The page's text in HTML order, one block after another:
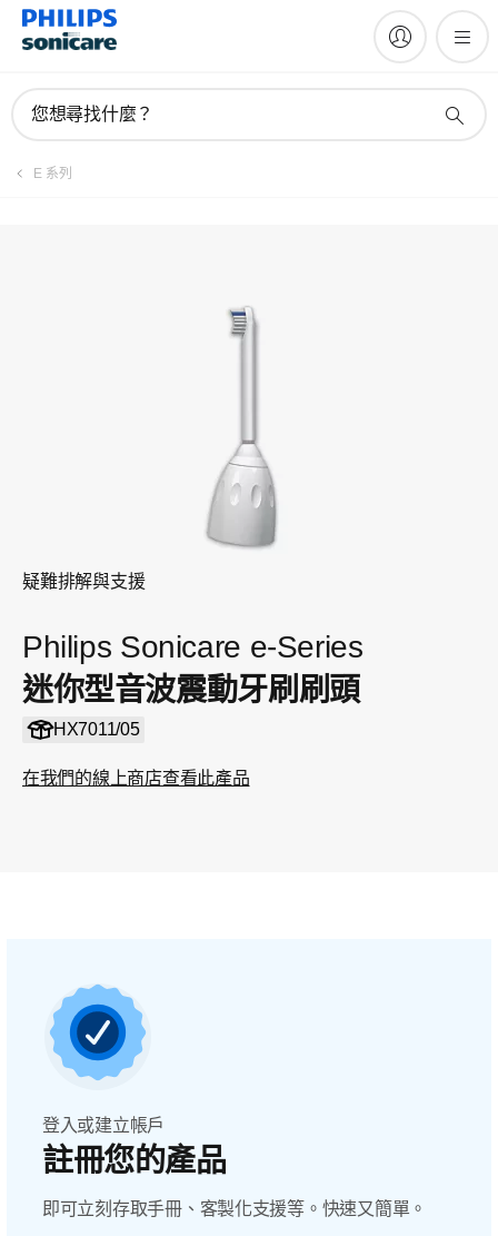
您想尋找什麼？
E 系列
疑難排解與支援
Philips Sonicare e-Series
迷你型音波震動牙刷刷頭
HX7011/05
在我們的線上商店查看此產品
註冊產品
登入或建立帳戶
註冊您的產品
即可立刻存取手冊、客製化支援等。快速又簡單。